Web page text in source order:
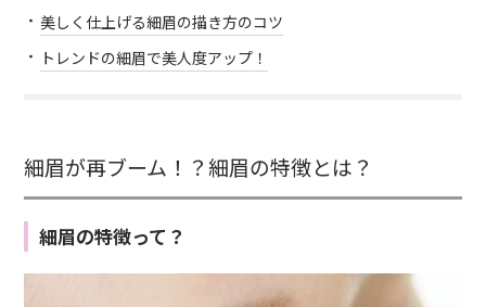
美しく仕上げる細眉の描き方のコツ
トレンドの細眉で美人度アップ！
細眉が再ブーム！？細眉の特徴とは？
細眉の特徴って？